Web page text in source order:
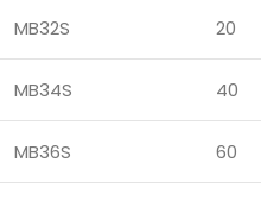
MB32S 20
MB34S 40
MB36S 60